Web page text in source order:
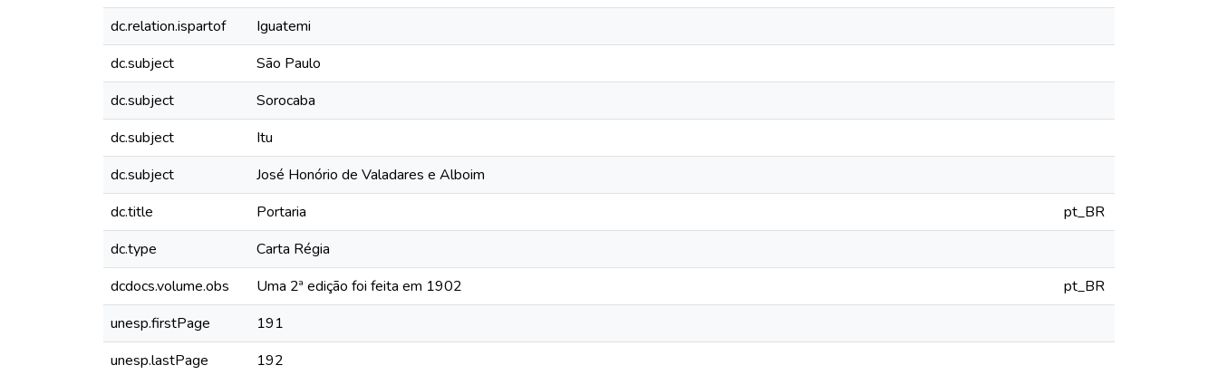
dc.relation.ispartof
Iguatemi
dc.subject
São Paulo
dc.subject
Sorocaba
dc.subject
Itu
dc.subject
José Honório de Valadares e Alboim
dc.title
Portaria
pt_BR
dc.type
Carta Régia
dcdocs.volume.obs
Uma 2ª edição foi feita em 1902
pt_BR
unesp.firstPage
191
unesp.lastPage
192